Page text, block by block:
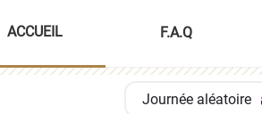
ACCUEIL F.A.Q
Journée aléatoire